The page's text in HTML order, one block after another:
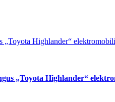
„Toyota Highlander“
„Toyota Highlander“